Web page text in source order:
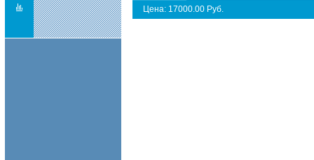
Цена: 17000.00 Руб.